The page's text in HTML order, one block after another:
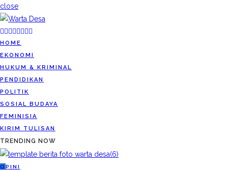
close
HOME
EKONOMI
HUKUM & KRIMINAL
PENDIDIKAN
POLITIK
SOSIAL BUDAYA
FEMINISIA
KIRIM TULISAN
TRENDING NOW
O PINI